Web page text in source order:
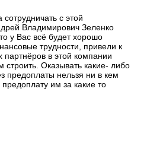
с этой
Владимирович Зеленко
у Вас всё будет хорошо
трудности, привели к
партнёров в этой компании
Оказывать какие- либо
предоплаты нельзя ни в кем
им за какие то